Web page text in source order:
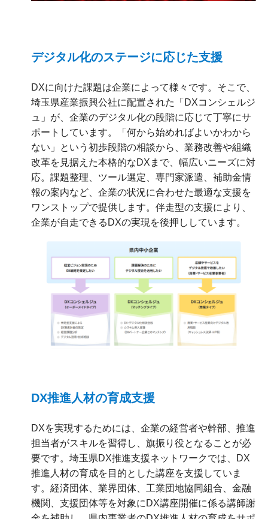
デジタル化のステージに応じた支援
DXに向けた課題は企業によって様々です。そこで、
埼玉県産業振興公社に配置された「DXコンシェルジ
ュ」が、企業のデジタル化の段階に応じて丁寧にサ
ポートしています。「何から始めればよいかわから
ない」という初歩段階の相談から、業務改善や組織
改革を見据えた本格的なDXまで、幅広いニーズに対
応。課題整理、ツール選定、専門家派遣、補助金情
報の案内など、企業の状況に合わせた最適な支援を
ワンストップで提供します。伴走型の支援により、
企業が自走できるDXの実現を後押ししています。
DX推進人材の育成支援
DXを実現するためには、企業の経営者や幹部、推進
担当者がスキルを習得し、旗振り役となることが必
要です。埼玉県DX推進支援ネットワークでは、DX
推進人材の育成を目的とした講座を支援していま
す。経済団体、業界団体、工業団地協同組合、金融
機関、支援団体等を対象にDX講座開催に係る講師謝